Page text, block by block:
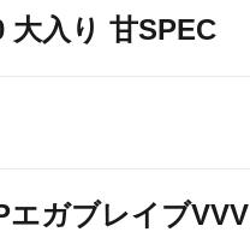
大入り 甘SPEC
エガブレイブVVV